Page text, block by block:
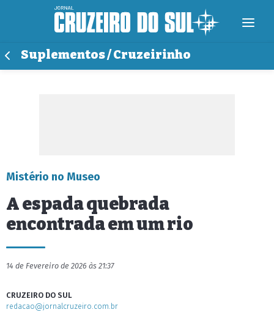
Suplementos / Cruzeirinho
Mistério no Museo
A espada quebrada
encontrada em um rio
14 de Fevereiro de 2026 às 21:37
CRUZEIRO DO SUL
redacao@jornalcruzeiro.com.br